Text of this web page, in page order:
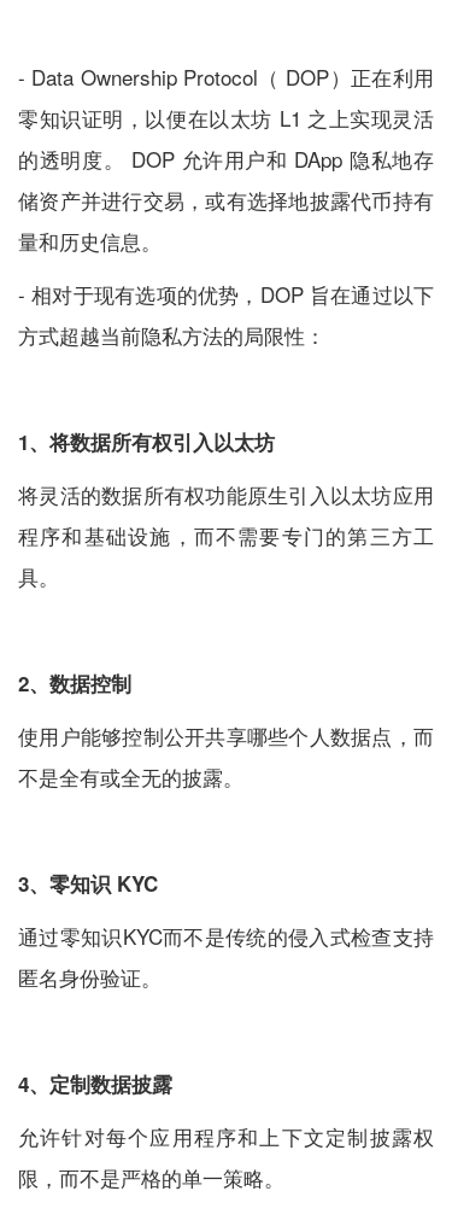
- Data Ownership Protocol（ DOP）正在利用
零知识证明，以便在以太坊 L1 之上实现灵活
的透明度。 DOP 允许用户和 DApp 隐私地存
储资产并进行交易，或有选择地披露代币持有
量和历史信息。
- 相对于现有选项的优势，DOP 旨在通过以下
方式超越当前隐私方法的局限性：
1、将数据所有权引入以太坊
将灵活的数据所有权功能原生引入以太坊应用
程序和基础设施，而不需要专门的第三方工
具。
2、数据控制
使用户能够控制公开共享哪些个人数据点，而
不是全有或全无的披露。
3、零知识 KYC
通过零知识KYC而不是传统的侵入式检查支持
匿名身份验证。
4、定制数据披露
允许针对每个应用程序和上下文定制披露权
限，而不是严格的单一策略。